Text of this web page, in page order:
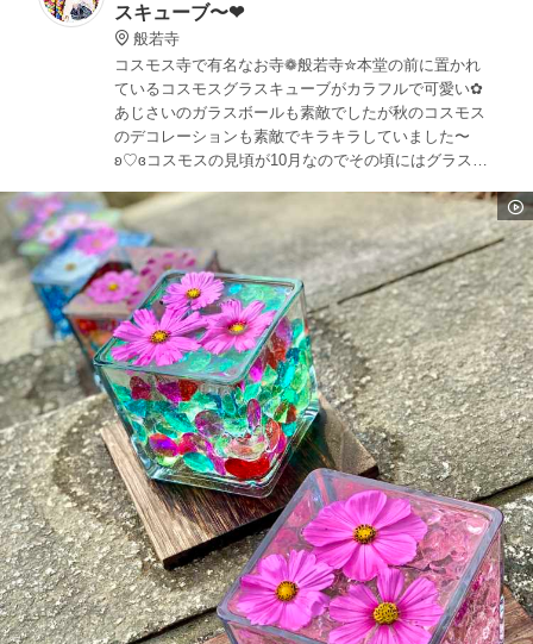
スキューブ〜❤︎
般若寺
コスモス寺で有名なお寺❁般若寺✮本堂の前に置かれ
ているコスモスグラスキューブがカラフルで可愛い✿
あじさいのガラスボールも素敵でしたが秋のコスモス
のデコレーションも素敵でキラキラしていました〜
ʚ♡ɞコスモスの見頃が10月なのでその頃にはグラスキ
☆☆☆